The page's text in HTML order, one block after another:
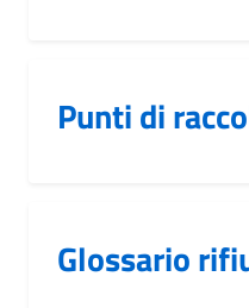
Punti di
Glossario